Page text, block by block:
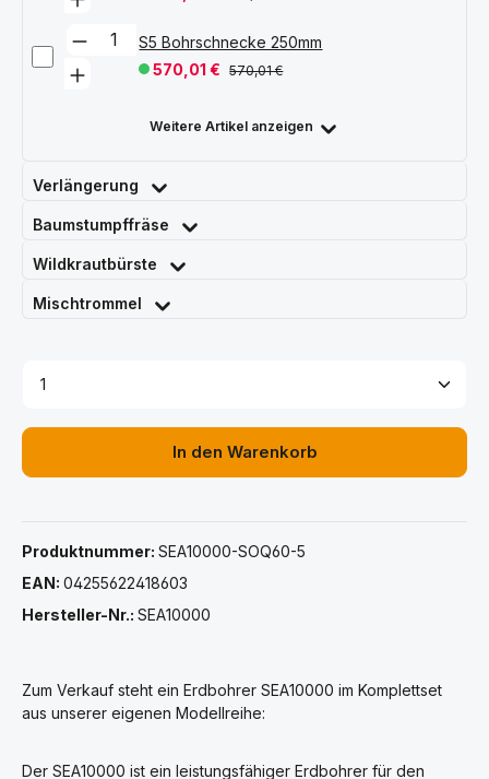
S5 Bohrschnecke 250mm
570,01 €
570,01 €
Weitere Artikel anzeigen
Verlängerung
Baumstumpffräse
Wildkrautbürste
Mischtrommel
Produkt Anzahl: Gib den gewünschten Wert ein
In den Warenkorb
Produktnummer: SEA10000-SOQ60-5
EAN: 04255622418603
Hersteller-Nr.: SEA10000
Zum Verkauf steht ein Erdbohrer SEA10000 im Komplettset
aus unserer eigenen Modellreihe:
Der SEA10000 ist ein leistungsfähiger Erdbohrer für den